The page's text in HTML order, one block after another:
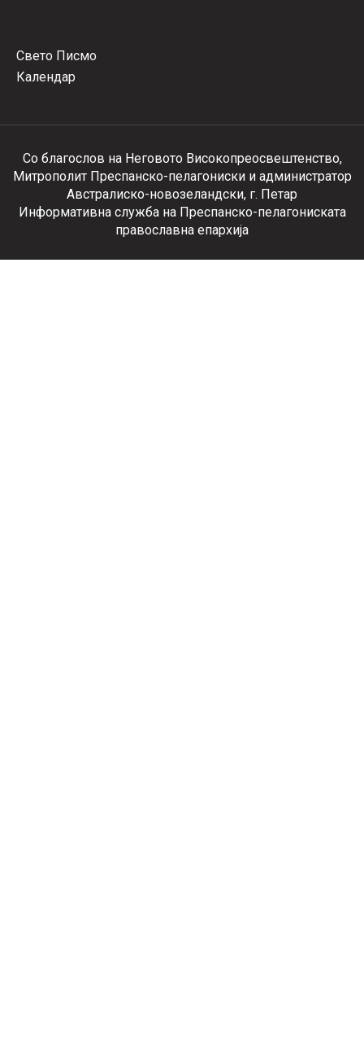
Свето Писмо
Календар
Со благослов на Неговото Високопреосвештенство,
Митрополит Преспанско-пелагониски и администратор
Австралиско-новозеландски, г. Петар
Информативна служба на Преспанско-пелагониската
православна епархија